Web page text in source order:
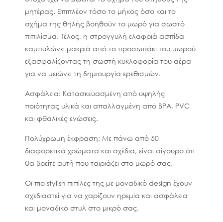
μητέρας. Επιπλέον τόσο το μήκος όσο και το
σχήμα της θηλής βοηθούν το μωρό για σωστό
πιπιλίσμα. Τέλος, η στρογγυλή ελαφριά ασπίδα
καμπυλώνει μακριά από το προσωπάκι του μωρού
εξασφαλίζοντας τη σωστή κυκλοφορία του αέρα
για να μειώνει τη δημιουργία ερεθισμών.
Ασφάλεια: Kατασκευασμένη από υψηλής
ποιότητας υλικά και απαλλαγμένη από BPA, PVC
και φθαλικές ενώσεις.
Πολύχρωμη έκφραση: Με πάνω από 50
διαφορετικά χρώματα και σχέδια, είναι σίγουρο ότι
θα βρείτε αυτή που ταιριάζει στο μωρό σας.
Οι πιο stylish πιπίλες της με μοναδικό design έχουν
σχεδιαστεί για να χαρίζουν ηρεμία και ασφάλεια
και μοναδικό στυλ στο μικρό σας.